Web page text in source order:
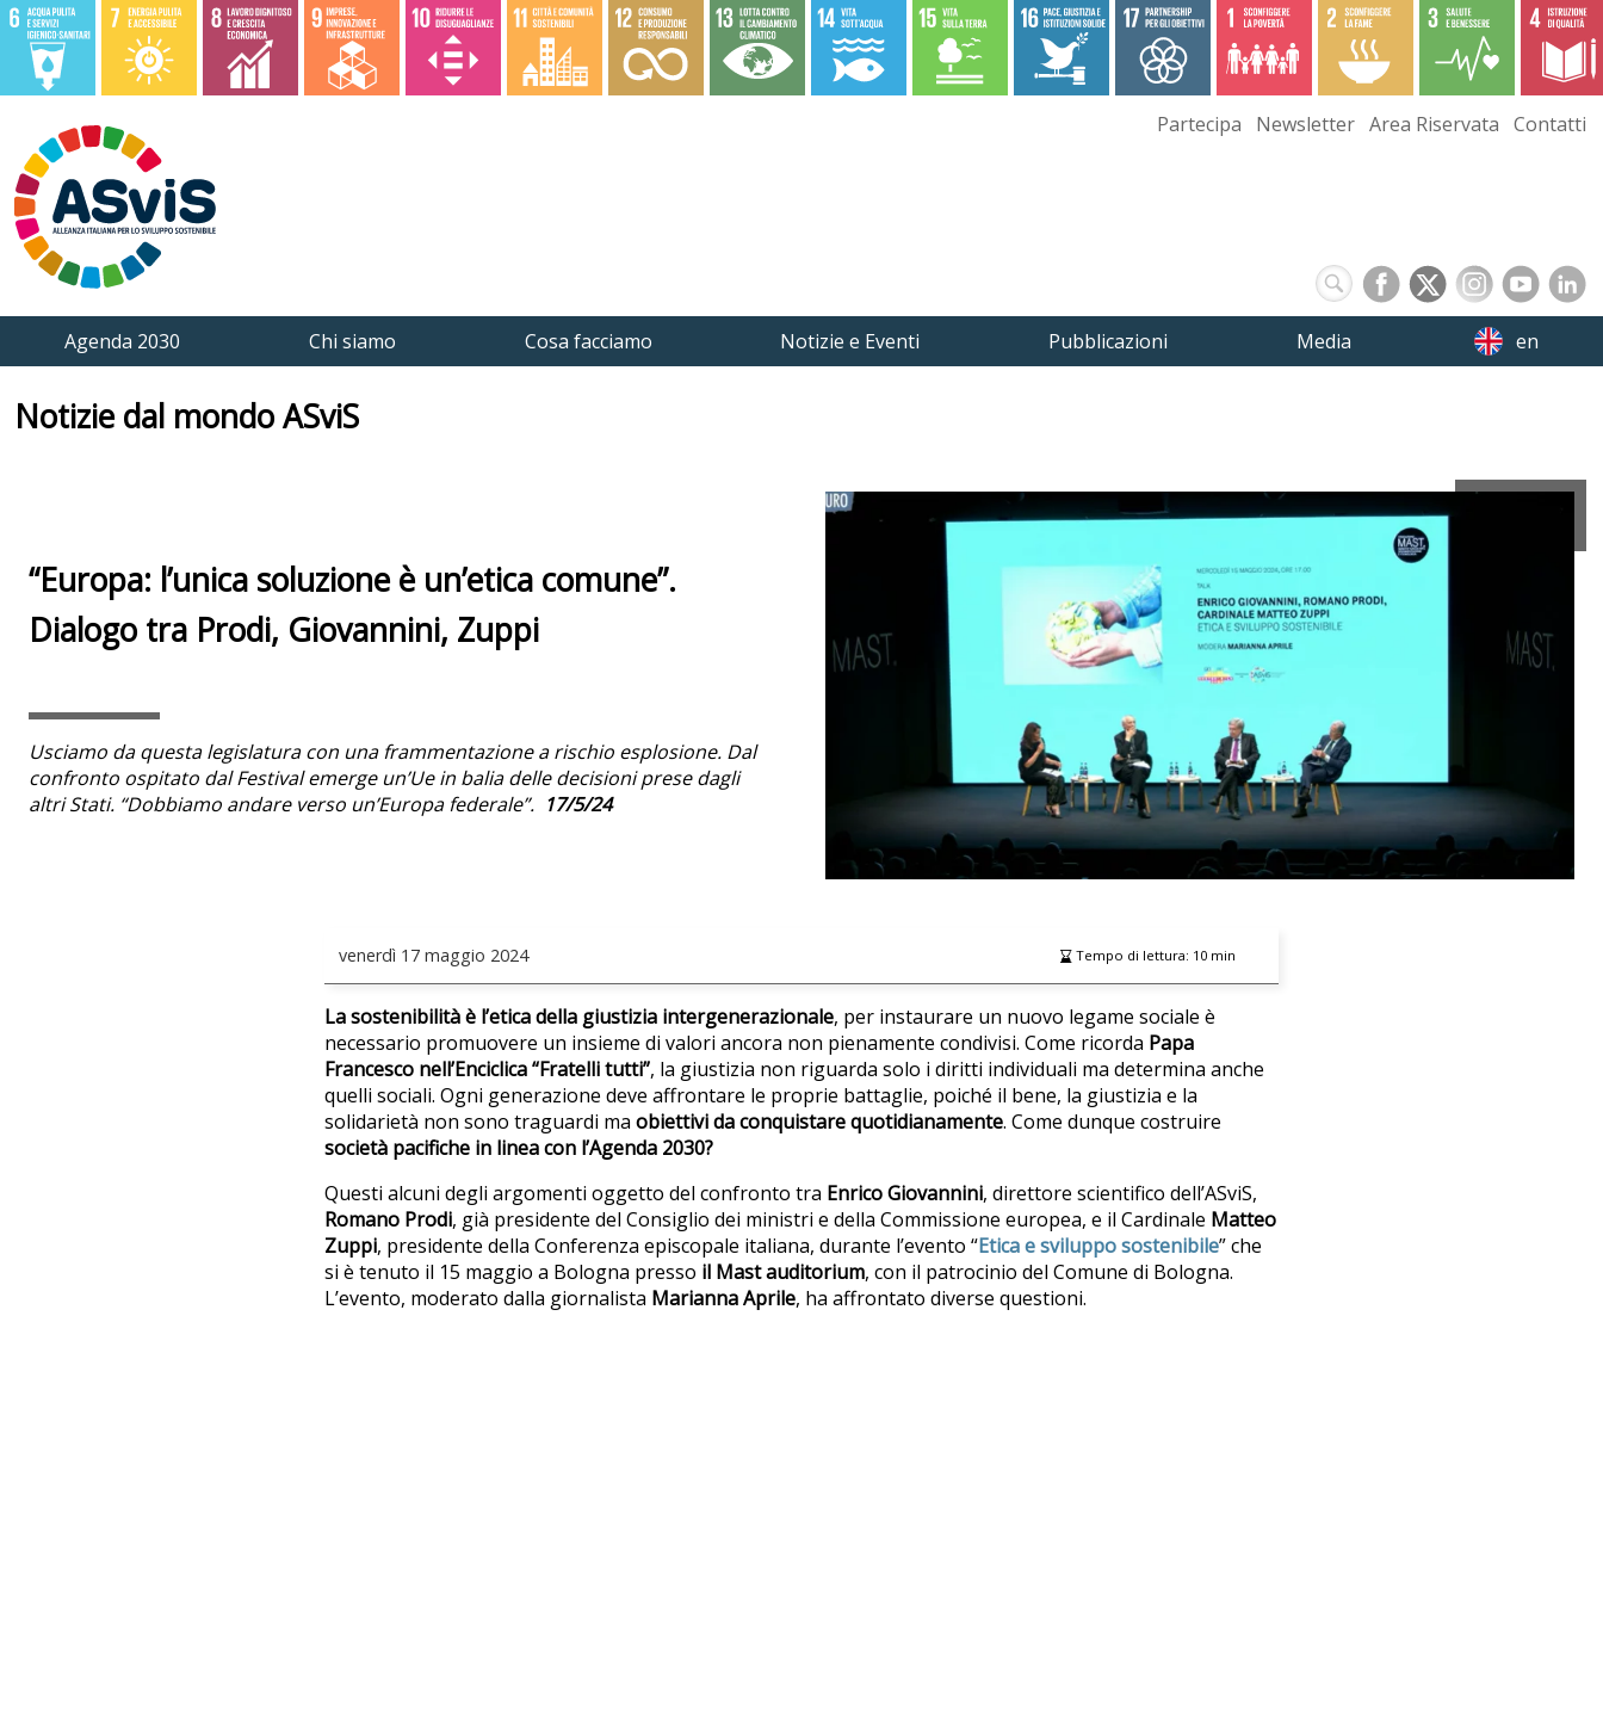
Partecipa Newsletter Area Riservata Contatti
Agenda 2030 Chi siamo Cosa facciamo Notizie e Eventi Pubblicazioni Media en
Notizie dal mondo ASviS
“Europa: l’unica soluzione è un’etica comune”.
Dialogo tra Prodi, Giovannini, Zuppi
Usciamo da questa legislatura con una frammentazione a rischio esplosione. Dal
confronto ospitato dal Festival emerge un’Ue in balia delle decisioni prese dagli
altri Stati. “Dobbiamo andare verso un’Europa federale”. 17/5/24
venerdì 17 maggio 2024 Tempo di lettura: 10min
La sostenibilità è l’etica della giustizia intergenerazionale, per instaurare un nuovo legame sociale è
necessario promuovere un insieme di valori ancora non pienamente condivisi. Come ricorda Papa
Francesco nell’Enciclica “Fratelli tutti”, la giustizia non riguarda solo i diritti individuali ma determina anche
quelli sociali. Ogni generazione deve affrontare le proprie battaglie, poiché il bene, la giustizia e la
solidarietà non sono traguardi ma obiettivi da conquistare quotidianamente. Come dunque costruire
società pacifiche in linea con l’Agenda 2030?
Questi alcuni degli argomenti oggetto del confronto tra Enrico Giovannini, direttore scientifico dell’ASviS,
Romano Prodi, già presidente del Consiglio dei ministri e della Commissione europea, e il Cardinale Matteo
Zuppi, presidente della Conferenza episcopale italiana, durante l’evento “Etica e sviluppo sostenibile” che
si è tenuto il 15 maggio a Bologna presso il Mast auditorium, con il patrocinio del Comune di Bologna.
L’evento, moderato dalla giornalista Marianna Aprile, ha affrontato diverse questioni.